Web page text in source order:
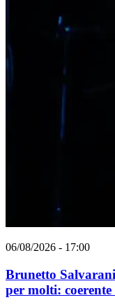
06/08/2026 - 17:00
Brunetto
per molti: